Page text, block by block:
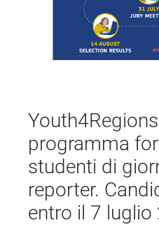
programma
studenti di
reporter.
entro il 7 luglio